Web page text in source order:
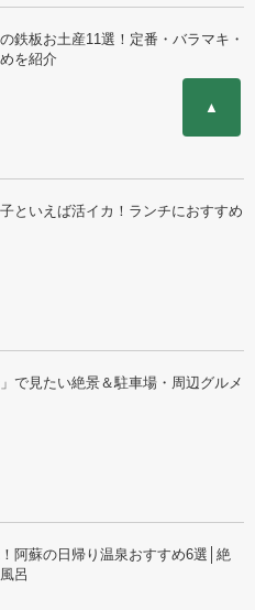
鉄板お土産11選！定番・バラマキ・
を紹介
といえば活イカ！ランチにおすすめ
で見たい絶景＆駐車場・周辺グルメ
阿蘇の日帰り温泉おすすめ6選│絶
呂
▲